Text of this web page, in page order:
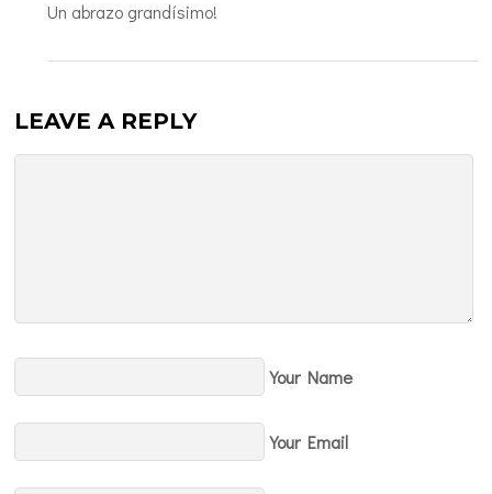
Un abrazo grandísimo!
LEAVE A REPLY
Your Name
Your Email